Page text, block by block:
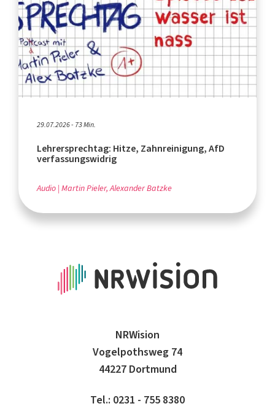
29.07.2026 - 73 Min.
Lehrersprechtag: Hitze, Zahnreinigung, AfD
verfassungswidrig
Audio Martin Pieler, Alexander Batzke
NRWision
Vogelpothsweg 74
44227 Dortmund
Tel.: 0231 - 755 8380